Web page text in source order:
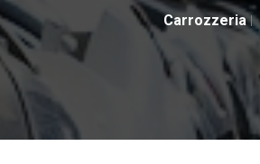
Carrozzeria